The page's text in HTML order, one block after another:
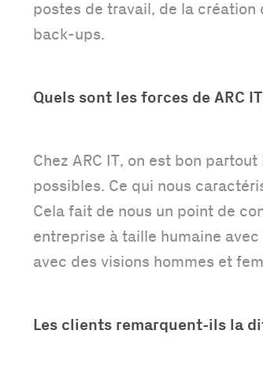
postes de travail, de la création
back-ups.
Quels sont les forces de ARC
Chez ARC IT, on est bon
possibles. Ce qui nous
Cela fait de nous un point de
entreprise à taille humaine
avec des visions hommes et
Les clients remarquent-ils la